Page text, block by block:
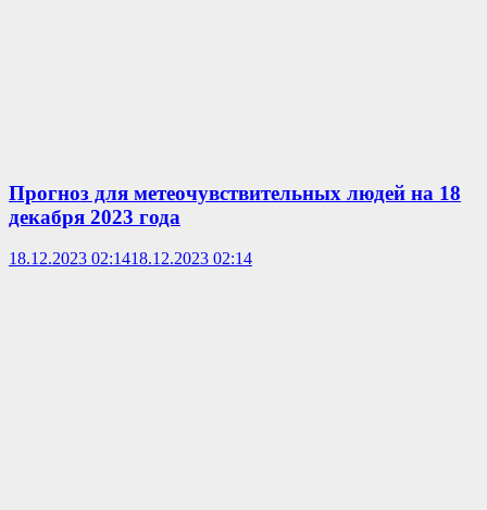
Прогноз для метеочувствительных людей на 18
декабря 2023 года
18.12.2023 02:1418.12.2023 02:14